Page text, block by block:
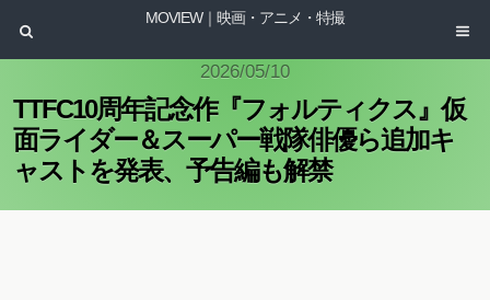
MOVIEW｜映画・アニメ・特撮
2026/05/10
TTFC10周年記念作『フォルティクス』仮
面ライダー＆スーパー戦隊俳優ら追加キ
ャストを発表、予告編も解禁